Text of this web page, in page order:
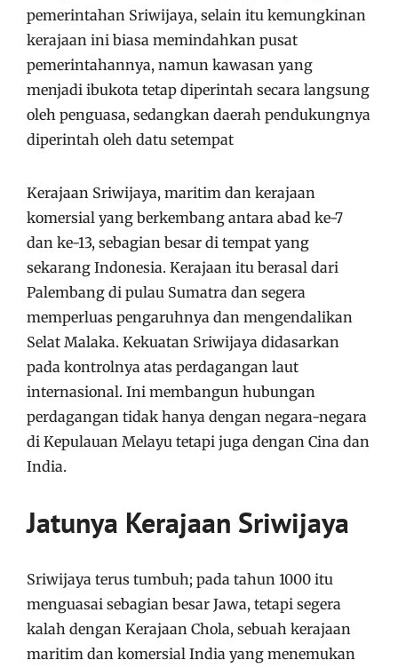
pemerintahan Sriwijaya, selain itu kemungkinan
kerajaan ini biasa memindahkan pusat
pemerintahannya, namun kawasan yang
menjadi ibukota tetap diperintah secara langsung
oleh penguasa, sedangkan daerah pendukungnya
diperintah oleh datu setempat
Kerajaan Sriwijaya, maritim dan kerajaan
komersial yang berkembang antara abad ke-7
dan ke-13, sebagian besar di tempat yang
sekarang Indonesia. Kerajaan itu berasal dari
Palembang di pulau Sumatra dan segera
memperluas pengaruhnya dan mengendalikan
Selat Malaka. Kekuatan Sriwijaya didasarkan
pada kontrolnya atas perdagangan laut
internasional. Ini membangun hubungan
perdagangan tidak hanya dengan negara-negara
di Kepulauan Melayu tetapi juga dengan Cina dan
India.
Jatunya Kerajaan Sriwijaya
Sriwijaya terus tumbuh; pada tahun 1000 itu
menguasai sebagian besar Jawa, tetapi segera
kalah dengan Kerajaan Chola, sebuah kerajaan
maritim dan komersial India yang menemukan